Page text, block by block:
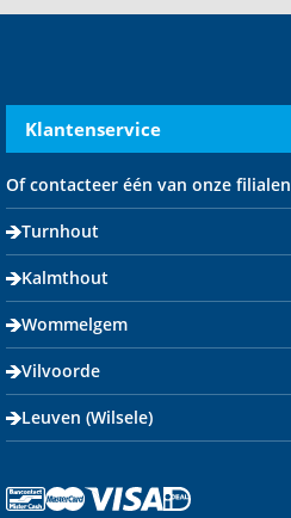
Klantenservice
Of contacteer één van onze filialen
Turnhout
Kalmthout
Wommelgem
Vilvoorde
Leuven (Wilsele)